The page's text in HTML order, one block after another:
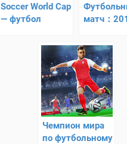
Soccer World Cap
— футбол
матч：
Чемпион мира
по футбольному